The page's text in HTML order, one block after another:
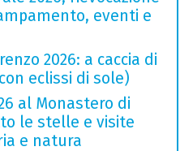
eventi e
2026: a caccia di
eclissi di sole)
al Monastero di
le stelle e visite
e natura